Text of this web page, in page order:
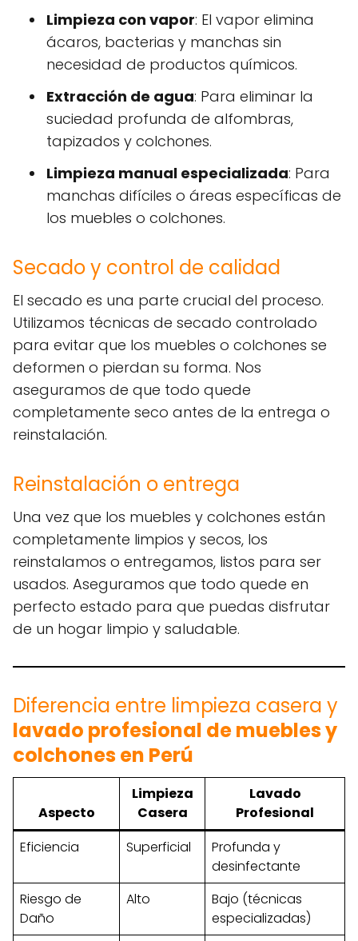
Limpieza con vapor: El vapor elimina
ácaros, bacterias y manchas sin
necesidad de productos químicos.
Extracción de agua: Para eliminar la
suciedad profunda de alfombras,
tapizados y colchones.
Limpieza manual especializada: Para
manchas difíciles o áreas específicas de
los muebles o colchones.
Secado y control de calidad
El secado es una parte crucial del proceso.
Utilizamos técnicas de secado controlado
para evitar que los muebles o colchones se
deformen o pierdan su forma. Nos
aseguramos de que todo quede
completamente seco antes de la entrega o
reinstalación.
Reinstalación o entrega
Una vez que los muebles y colchones están
completamente limpios y secos, los
reinstalamos o entregamos, listos para ser
usados. Aseguramos que todo quede en
perfecto estado para que puedas disfrutar
de un hogar limpio y saludable.
Diferencia entre limpieza casera y
lavado profesional de muebles y
colchones en Perú
Aspecto
Limpieza
Casera
Lavado
Profesional
Eficiencia
Superficial
Profunda y
desinfectante
Riesgo de
Daño
Alto
Bajo (técnicas
especializadas)